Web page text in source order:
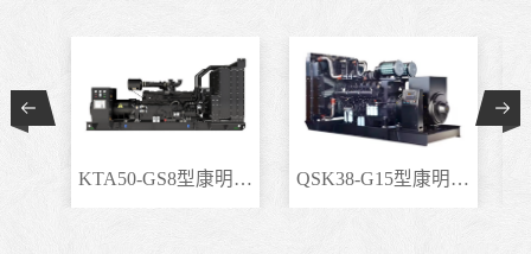
KTA50-GS8型康明斯柴.. QSK38-G15型康明斯柴..